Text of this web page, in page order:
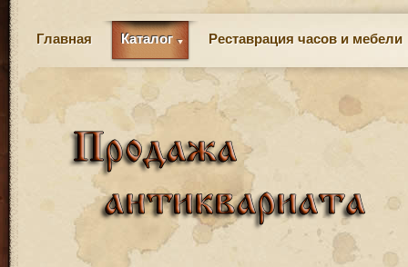
Главная Каталог Реставрация часов и мебели